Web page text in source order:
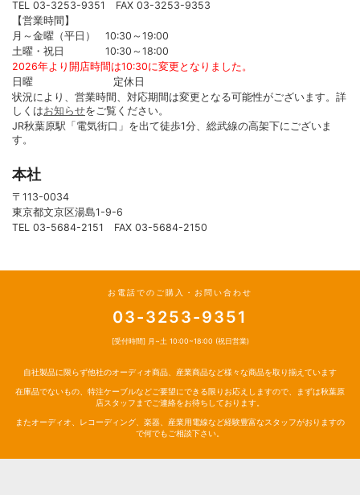
TEL 03-3253-9351 FAX 03-3253-9353
【営業時間】
月～金曜（平日） 10:30～19:00
土曜・祝日 10:30～18:00
2026年より開店時間は10:30に変更となりました。
日曜 定休日
状況により、営業時間、対応期間は変更となる可能性がございます。詳
しくはお知らせをご覧ください。
JR秋葉原駅「電気街口」を出て徒歩1分、総武線の高架下にございま
す。
本社
〒113-0034
東京都文京区湯島1-9-6
TEL 03-5684-2151 FAX 03-5684-2150
お電話でのご購入・お問い合わせ
03-3253-9351
[受付時間] 月~土 10:00~18:00 (祝日営業)
自社製品に限らず他社のオーディオ商品、産業商品など様々な商品を取り揃えています
在庫品でないもの、特注ケーブルなどご要望にできる限りお応えしますので、まずは秋葉原
店スタッフまでご連絡をお待ちしております。
またオーディオ、レコーディング、楽器、産業用電線など経験豊富なスタッフがおりますの
で何でもご相談下さい。